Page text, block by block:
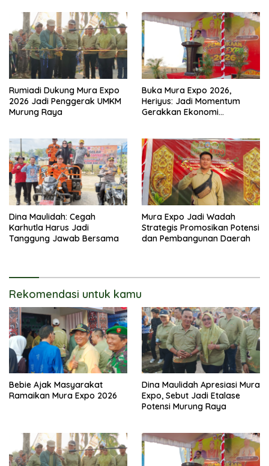
Rumiadi Dukung Mura Expo
2026 Jadi Penggerak UMKM
Murung Raya
Buka Mura Expo 2026,
Heriyus: Jadi Momentum
Gerakkan Ekonomi
Dina Maulidah: Cegah
Karhutla Harus Jadi
Tanggung Jawab Bersama
Mura Expo Jadi Wadah
Strategis Promosikan Potensi
dan Pembangunan Daerah
Rekomendasi untuk kamu
Bebie Ajak Masyarakat
Ramaikan Mura Expo 2026
Dina Maulidah Apresiasi Mura
Expo, Sebut Jadi Etalase
Potensi Murung Raya